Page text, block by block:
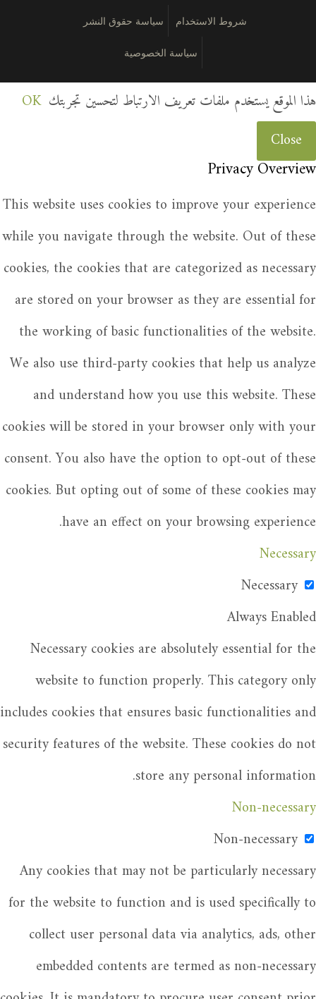
شروط الاستخدام سياسة حقوق النشر
سياسة الخصوصية
هذا الموقع يستخدم ملفات تعريف الارتباط لتحسين تجربتك OK
Close
Privacy Overview
This website uses cookies to improve your experience
while you navigate through the website. Out of these
cookies, the cookies that are categorized as necessary
are stored on your browser as they are essential for
the working of basic functionalities of the website.
We also use third-party cookies that help us analyze
and understand how you use this website. These
cookies will be stored in your browser only with your
consent. You also have the option to opt-out of these
cookies. But opting out of some of these cookies may
have an effect on your browsing experience.
Necessary
Necessary
Always Enabled
Necessary cookies are absolutely essential for the
website to function properly. This category only
includes cookies that ensures basic functionalities and
security features of the website. These cookies do not
store any personal information.
Non-necessary
Non-necessary
Any cookies that may not be particularly necessary
for the website to function and is used specifically to
collect user personal data via analytics, ads, other
embedded contents are termed as non-necessary